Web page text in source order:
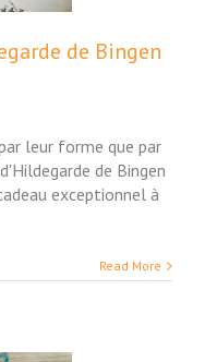
de Bingen
leur forme que par
de Bingen
exceptionnel à
Read More